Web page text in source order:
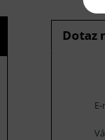
Dotaz